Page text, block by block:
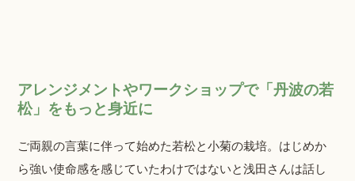
アレンジメントやワークショップで「丹波の若
松」をもっと身近に
ご両親の言葉に伴って始めた若松と小菊の栽培。はじめか
ら強い使命感を感じていたわけではないと浅田さんは話し